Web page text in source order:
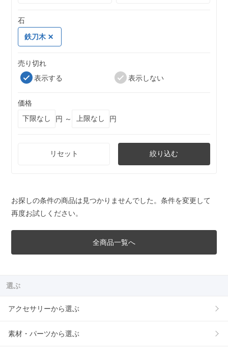
石
鉄刀木
売り切れ
表示する
表示しない
価格
円 ～
円
リセット 絞り込む
お探しの条件の商品は見つかりませんでした。条件を変更して
再度お試しください。
全商品一覧へ
選ぶ
アクセサリーから選ぶ
素材・パーツから選ぶ